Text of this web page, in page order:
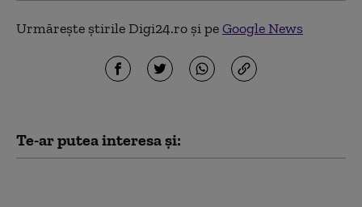
Urmărește știrile Digi24.ro și peGoogle News
Te-ar putea interesa și: